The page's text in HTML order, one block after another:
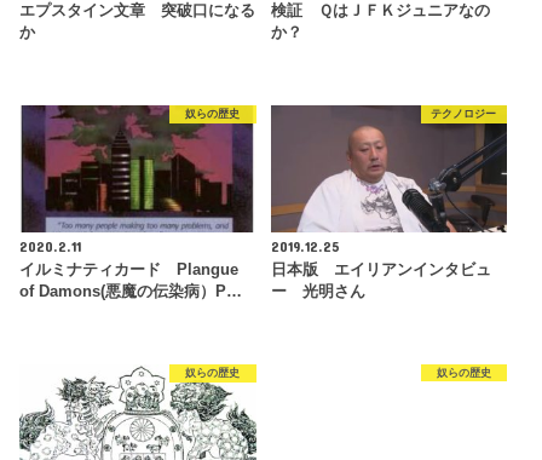
エプスタイン文章 突破口になる
か
検証 ＱはＪＦＫジュニアなの
か？
奴らの歴史
2020.2.11
イルミナティカード Plangue
of Damons(悪魔の伝染病）P…
テクノロジー
2019.12.25
日本版 エイリアンインタビュ
ー 光明さん
奴らの歴史 奴らの歴史